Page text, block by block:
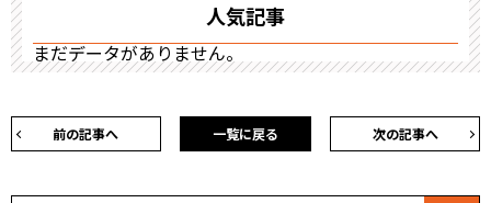
人気記事
まだデータがありません。
前の記事へ 次の記事へ
一覧に戻る